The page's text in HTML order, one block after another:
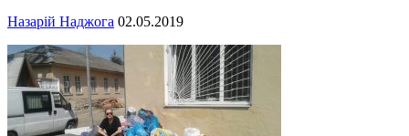
Назарій Наджога 02.05.2019